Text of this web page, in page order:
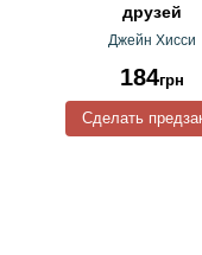
друзей
Джейн Хисси
184грн
Сделать